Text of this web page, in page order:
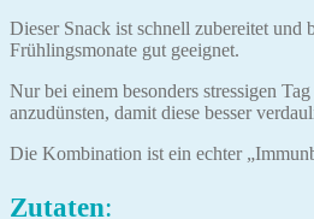
Dieser Snack ist schnell zubereitet und
Frühlingsmonate gut geeignet.
Nur bei einem besonders stressigen
anzudünsten, damit diese besser
Die Kombination ist ein echter
Zutaten: